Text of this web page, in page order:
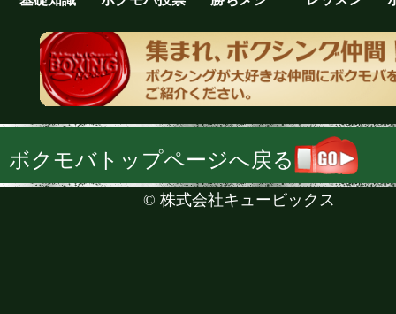
ボクモバトップページへ戻る
© 株式会社キュービックス